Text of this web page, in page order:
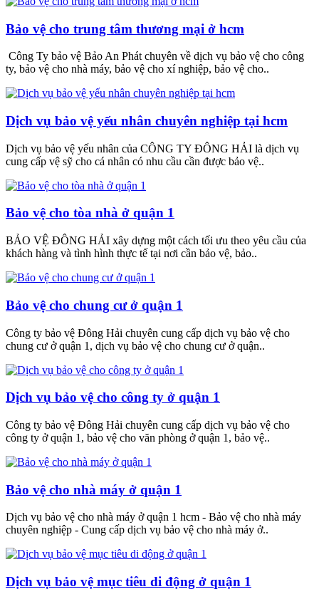
Bảo vệ cho trung tâm thương mại ở hcm
Công Ty bảo vệ Bảo An Phát chuyên về dịch vụ bảo vệ cho công
ty, bảo vệ cho nhà máy, bảo vệ cho xí nghiệp, bảo vệ cho..
Dịch vụ bảo vệ yếu nhân chuyên nghiệp tại hcm
Dịch vụ bảo vệ yếu nhân của CÔNG TY ĐÔNG HẢI là dịch vụ
cung cấp vệ sỹ cho cá nhân có nhu cầu cần được bảo vệ..
Bảo vệ cho tòa nhà ở quận 1
BẢO VỆ ĐÔNG HẢI xây dựng một cách tối ưu theo yêu cầu của
khách hàng và tình hình thực tế tại nơi cần bảo vệ, bảo..
Bảo vệ cho chung cư ở quận 1
Công ty bảo vệ Đông Hải chuyên cung cấp dịch vụ bảo vệ cho
chung cư ở quận 1, dịch vụ bảo vệ cho chung cư ở quận..
Dịch vụ bảo vệ cho công ty ở quận 1
Công ty bảo vệ Đông Hải chuyên cung cấp dịch vụ bảo vệ cho
công ty ở quận 1, bảo vệ cho văn phòng ở quận 1, bảo vệ..
Bảo vệ cho nhà máy ở quận 1
Dịch vụ bảo vệ cho nhà máy ở quận 1 hcm - Bảo vệ cho nhà máy
chuyên nghiệp - Cung cấp dịch vụ bảo vệ cho nhà máy ở..
Dịch vụ bảo vệ mục tiêu di động ở quận 1